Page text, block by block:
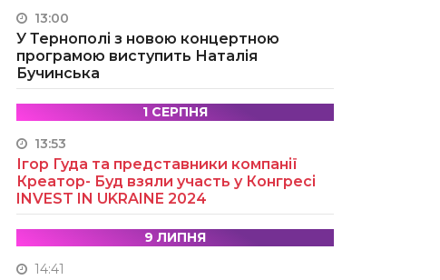
13:00
У Тернополі з новою концертною
програмою виступить Наталія
Бучинська
1 СЕРПНЯ
13:53
Ігор Гуда та представники компанії
Креатор- Буд взяли участь у Конгресі
INVEST IN UKRAINE 2024
9 ЛИПНЯ
14:41